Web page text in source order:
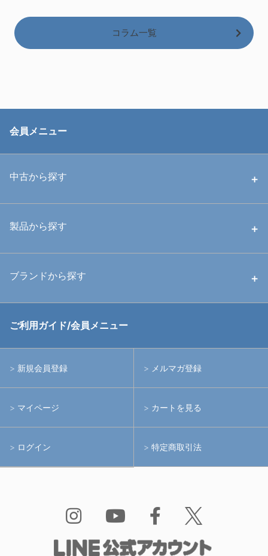
コラム一覧
会員メニュー
中古から探す
中古ハウジング
中古アームシステム
製品から探す
ハウジング
ライト
アームシステム
アクションカメラ(GoPro等)
水中用品
ブランドから探す
RGBlue
イノン
ご利用ガイド/会員メニュー
新規会員登録 メルマガ登録
マイページ カートを見る
ログイン 特定商取引法